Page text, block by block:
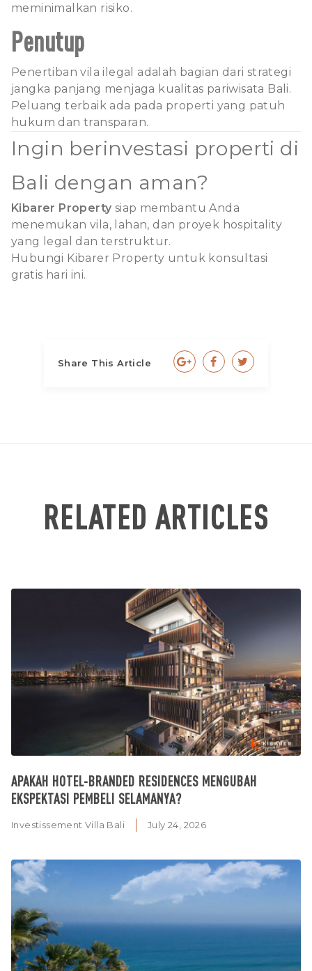
meminimalkan risiko.
Penutup
Penertiban vila ilegal adalah bagian dari strategi
jangka panjang menjaga kualitas pariwisata Bali.
Peluang terbaik ada pada properti yang patuh
hukum dan transparan.
Ingin berinvestasi properti di
Bali dengan aman?
Kibarer Property siap membantu Anda
menemukan vila, lahan, dan proyek hospitality
yang legal dan terstruktur.
Hubungi Kibarer Property untuk konsultasi
gratis hari ini.
Share This Article
RELATED ARTICLES
APAKAH HOTEL-BRANDED RESIDENCES MENGUBAH
EKSPEKTASI PEMBELI SELAMANYA?
Investissement Villa Bali July 24, 2026